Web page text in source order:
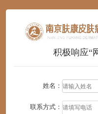
积极响应“
姓名：
联系方式：